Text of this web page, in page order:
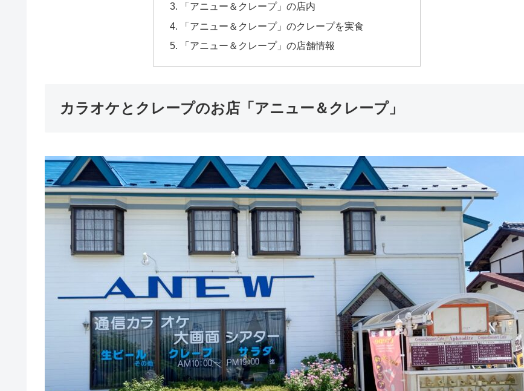
「アニュー＆クレープ」の店内
「アニュー＆クレープ」のクレープを実食
「アニュー＆クレープ」の店舗情報
カラオケとクレープのお店「アニュー＆クレープ」